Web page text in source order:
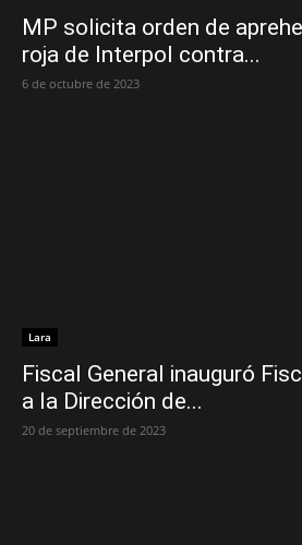
MP solicita orden de
roja de Interpol contra...
6 de octubre de 2023
Lara
Fiscal General inauguró
a la Dirección de...
20 de septiembre de 2023